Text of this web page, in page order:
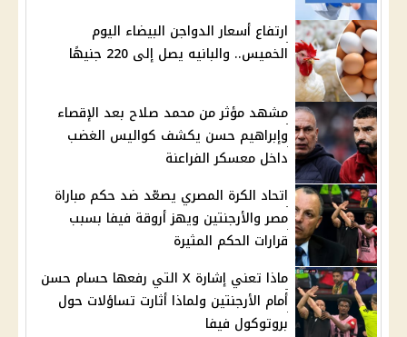
ارتفاع أسعار الدواجن البيضاء اليوم
الخميس.. والبانيه يصل إلى 220 جنيهًا
مشهد مؤثر من محمد صلاح بعد الإقصاء
وإبراهيم حسن يكشف كواليس الغضب
داخل معسكر الفراعنة
اتحاد الكرة المصري يصعّد ضد حكم مباراة
مصر والأرجنتين ويهز أروقة فيفا بسبب
قرارات الحكم المثيرة
ماذا تعني إشارة X التي رفعها حسام حسن
أمام الأرجنتين ولماذا أثارت تساؤلات حول
بروتوكول فيفا